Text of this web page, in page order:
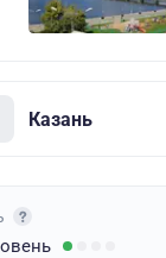
Казань